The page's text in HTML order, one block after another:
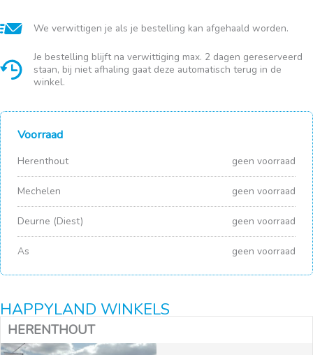
We verwittigen je als je bestelling kan afgehaald worden.
Je bestelling blijft na verwittiging max. 2 dagen gereserveerd
staan, bij niet afhaling gaat deze automatisch terug in de
winkel.
Voorraad
Herenthout geen voorraad
Mechelen geen voorraad
Deurne (Diest) geen voorraad
As geen voorraad
HAPPYLAND WINKELS
HERENTHOUT